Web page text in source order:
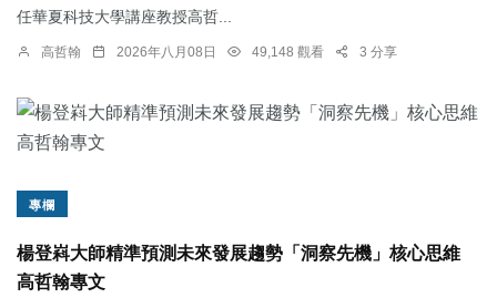
任華夏科技大學講座教授高哲...
高哲翰 2026年八月08日 49,148 觀看 3 分享
專欄
楊登嵙大師精準預測未來發展趨勢「洞察先機」核心思維
高哲翰專文